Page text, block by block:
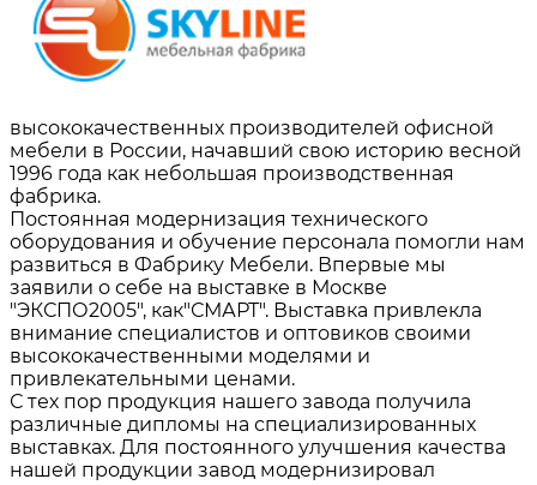
высококачественных производителей офисной
мебели в России, начавший свою историю весной
1996 года как небольшая производственная
фабрика.
Постоянная модернизация технического
оборудования и обучение персонала помогли нам
развиться в Фабрику Мебели. Впервые мы
заявили о себе на выставке в Москве
"ЭКСПО2005", как"СМАРТ". Выставка привлекла
внимание специалистов и оптовиков своими
высококачественными моделями и
привлекательными ценами.
С тех пор продукция нашего завода получила
различные дипломы на специализированных
выставках. Для постоянного улучшения качества
нашей продукции завод модернизировал